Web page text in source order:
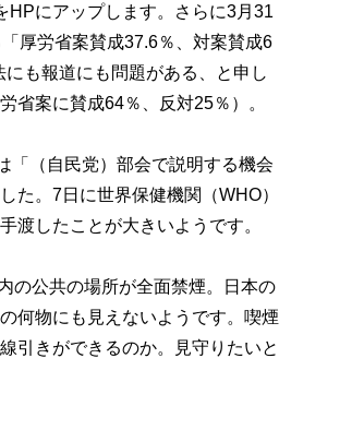
HPにアップします。さらに3月31
厚労省案賛成37.6％、対案賛成6
も報道にも問題がある、と申し
省案に賛成64％、反対25％）。
（自民党）部会で説明する機会
た。7日に世界保健機関（WHO）
渡したことが大きいようです。
の公共の場所が全面禁煙。日本の
何物にも見えないようです。喫煙
引きができるのか。見守りたいと